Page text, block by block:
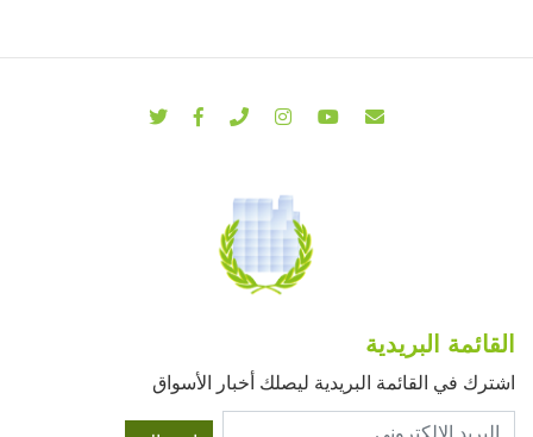
القائمة البريدية
اشترك في القائمة البريدية ليصلك أخبار الأسواق